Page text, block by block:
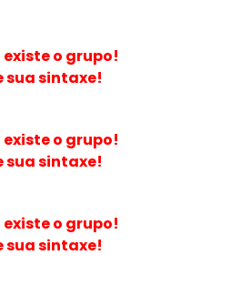
existe o grupo!
sua sintaxe!
existe o grupo!
sua sintaxe!
existe o grupo!
sua sintaxe!